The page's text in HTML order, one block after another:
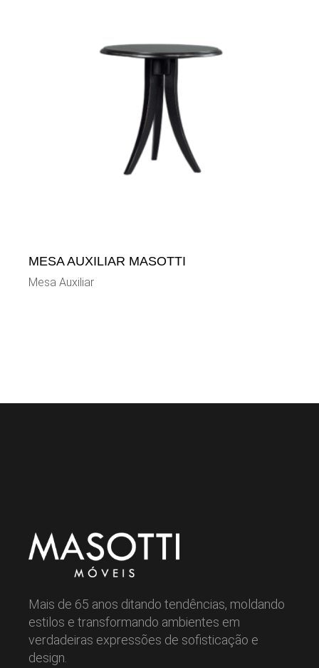
MESA AUXILIAR MASOTTI
Mesa Auxiliar
Mais de 65 anos ditando tendências, moldando
estilos e transformando ambientes em
verdadeiras expressões de sofisticação e
design.